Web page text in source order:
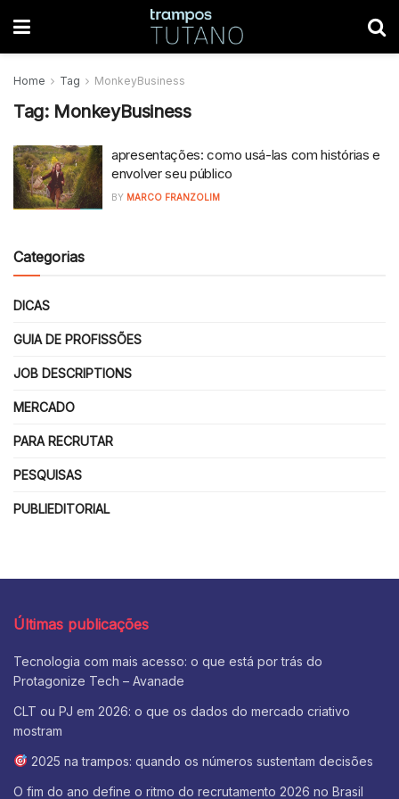
Home Tag MonkeyBusiness
Tag: MonkeyBusiness
apresentações: como usá-las com histórias e
envolver seu público
BY MARCO FRANZOLIM
Categorias
DICAS
GUIA DE PROFISSÕES
JOB DESCRIPTIONS
MERCADO
PARA RECRUTAR
PESQUISAS
PUBLIEDITORIAL
Últimas publicações
Tecnologia com mais acesso: o que está por trás do
Protagonize Tech – Avanade
CLT ou PJ em 2026: o que os dados do mercado criativo
mostram
2025 na trampos: quando os números sustentam decisões
O fim do ano define o ritmo do recrutamento 2026 no Brasil